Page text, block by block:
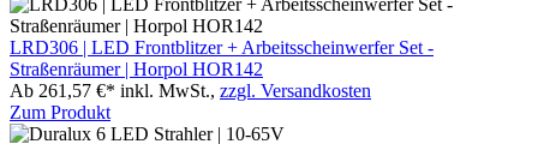
LRD306 | LED Frontblitzer + Arbeitsscheinwerfer Set -
Straßenräumer | Horpol HOR142
Ab 261,57 €* inkl. MwSt., zzgl. Versandkosten
Zum Produkt